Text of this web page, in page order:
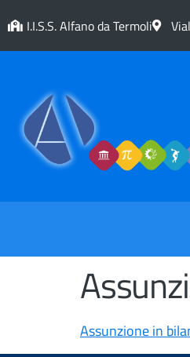
I.I.S.S. Alfano da Termoli
Assunzione in